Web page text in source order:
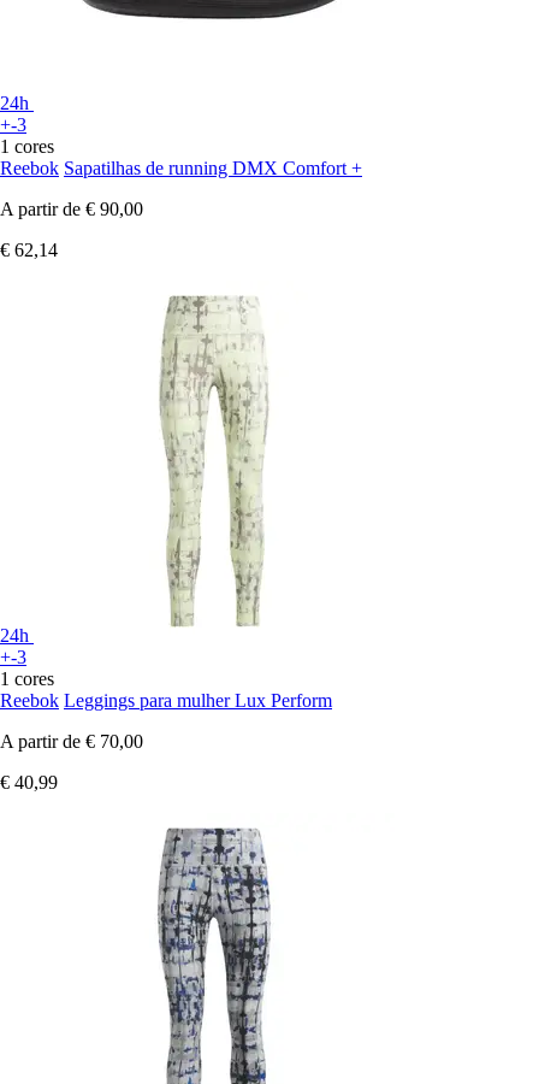
24h
+-3
1 cores
Reebok Sapatilhas de running DMX Comfort +
A partir de € 90,00
€ 62,14
24h
+-3
1 cores
Reebok Leggings para mulher Lux Perform
A partir de € 70,00
€ 40,99